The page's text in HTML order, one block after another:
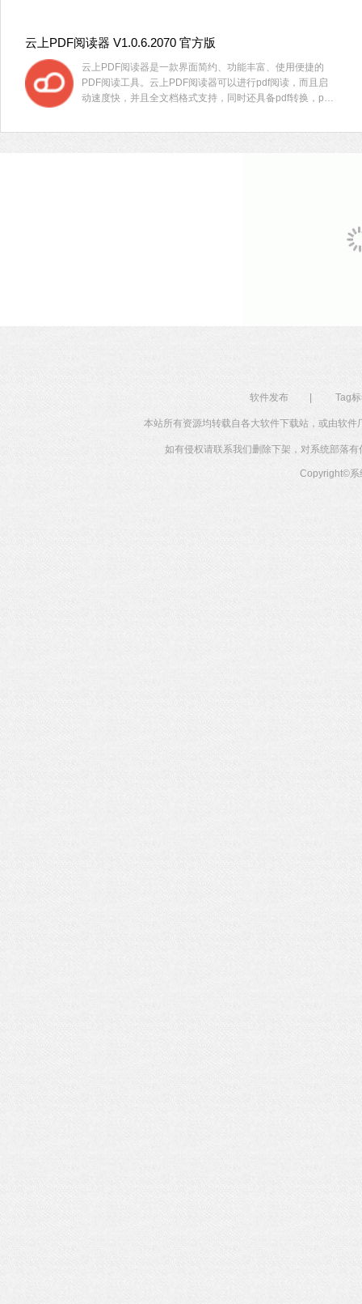
云上PDF阅读器 V1.0.6.2070 官方版
云上PDF阅读器是一款界面简约、功能丰富、使用便捷的
PDF阅读工具。云上PDF阅读器可以进行pdf阅读，而且启
动速度快，并且全文档格式支持，同时还具备pdf转换，pdf
软件发布 | Tag
本站所有资源均转载自各大软件下载站，或由软
如有侵权请联系我们删除下架，对系统部落
Copyright©系